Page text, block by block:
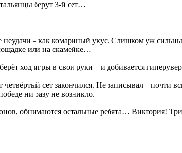
берут 3-й сет…
– как комариный укус. Слишком уж
или на скамейке…
ход игры в свои руки – и добивается
сет закончился. Не записывал – почти
ни разу не возникло.
обнимаются остальные ребята… Виктория!